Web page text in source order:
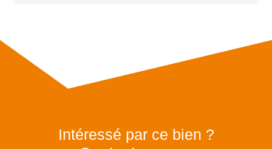
Intéressé par ce bien ?